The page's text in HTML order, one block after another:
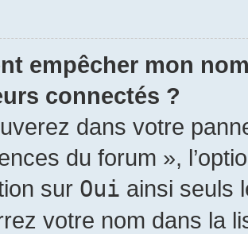
empêcher mon
connectés ?
dans votre
du forum »,
sur Oui ainsi seuls
votre nom dans la